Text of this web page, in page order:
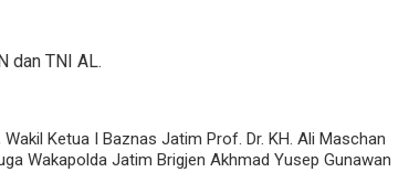
dan TNI AL.
Ketua I Baznas Jatim Prof. Dr. KH. Ali Maschan
Wakapolda Jatim Brigjen Akhmad Yusep Gunawan